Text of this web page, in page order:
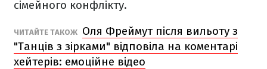
сімейного конфлікту.
ЧИТАЙТЕ ТАКОЖ Оля Фреймут після вильоту з
"Танців з зірками" відповіла на коментарі
хейтерів: емоційне відео